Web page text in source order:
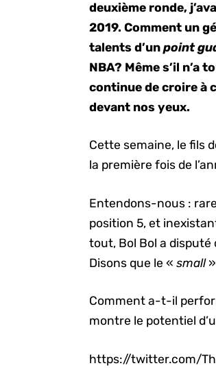
deuxième ronde,
2019. Comment un
talents d’unpoint
NBA? Même s’il n’a
continue de croire à
devant nos yeux.
Cette semaine, le fils
la première fois de
Entendons-nous :
position 5, et
tout, Bol Bol a
Disons que le «small
Comment a-t-il
montre le potentiel
https://twitter.com/